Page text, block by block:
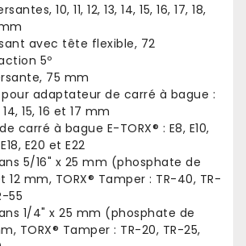
10, 11, 12, 13, 14, 15, 16, 17, 18,
avec tête flexible, 72
5º
75 mm
pour adaptateur de carré à bague :
14, 15, 16 et 17 mm
carré à bague E-TORX® : E8, E10,
E18, E20 et E22
5/16" x 25 mm (phosphate de
12 mm, TORX® Tamper : TR-40, TR-
55
1/4" x 25 mm (phosphate de
TORX® Tamper : TR-20, TR-25,